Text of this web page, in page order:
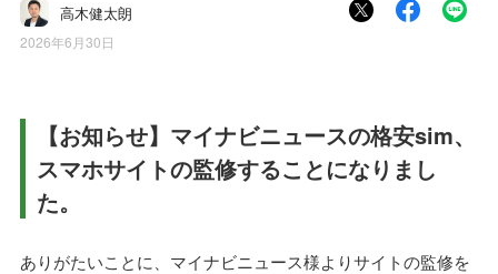
高木健太朗
2026年6月30日
【お知らせ】マイナビニュースの格安sim、
スマホサイトの監修することになりまし
た。
ありがたいことに、マイナビニュース様よりサイトの監修を